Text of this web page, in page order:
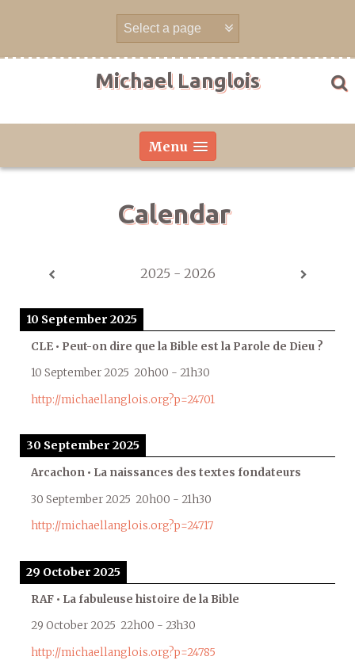
Michael Langlois
Menu
Calendar
2025 - 2026
10 September 2025
CLE • Peut-on dire que la Bible est la Parole de Dieu ?
10 September 2025 20h00 - 21h30
http://michaellanglois.org?p=24701
30 September 2025
Arcachon • La naissances des textes fondateurs
30 September 2025 20h00 - 21h30
http://michaellanglois.org?p=24717
29 October 2025
RAF • La fabuleuse histoire de la Bible
29 October 2025 22h00 - 23h30
http://michaellanglois.org?p=24785